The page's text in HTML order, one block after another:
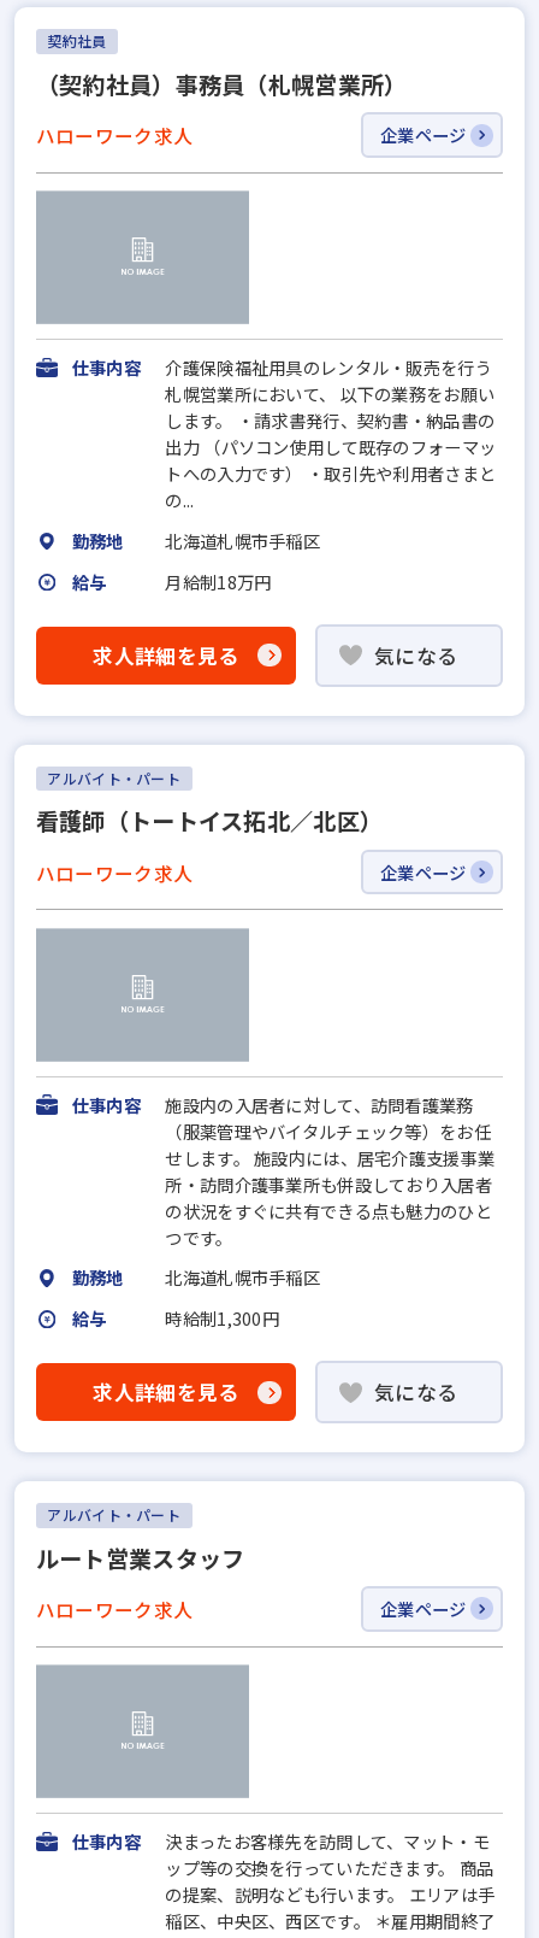
契約社員
（契約社員）事務員（札幌営業所）
ハローワーク求人 企業ページ
仕事内容
介護保険福祉用具のレンタル・販売を行う
札幌営業所において、 以下の業務をお願い
します。 ・請求書発行、契約書・納品書の
出力 （パソコン使用して既存のフォーマッ
トへの入力です） ・取引先や利用者さまと
の...
勤務地
北海道札幌市手稲区
給与
月給制18万円
求人詳細を見る 気になる
アルバイト・パート
看護師（トートイス拓北／北区）
ハローワーク求人 企業ページ
仕事内容
施設内の入居者に対して、訪問看護業務
（服薬管理やバイタルチェック等）をお任
せします。 施設内には、居宅介護支援事業
所・訪問介護事業所も併設しており入居者
の状況をすぐに共有できる点も魅力のひと
つです。
勤務地
北海道札幌市手稲区
給与
時給制1,300円
求人詳細を見る 気になる
アルバイト・パート
ルート営業スタッフ
ハローワーク求人 企業ページ
仕事内容
決まったお客様先を訪問して、マット・モ
ップ等の交換を行っていただきます。 商品
の提案、説明なども行います。 エリアは手
稲区、中央区、西区です。 ＊雇用期間終了